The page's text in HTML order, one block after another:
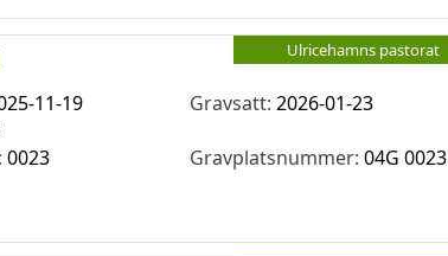
Ulricehamns pastorat
11-19 Gravsatt:2026-01-23
0023 Gravplatsnummer: 04G 0023